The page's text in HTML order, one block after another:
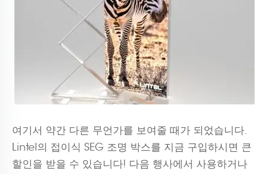
여기서 약간 다른 무언가를 보여줄 때가 되었습니다.
Lintel의 접이식 SEG 조명 박스를 지금 구입하시면 큰
할인을 받을 수 있습니다! 다음 행사에서 사용하거나